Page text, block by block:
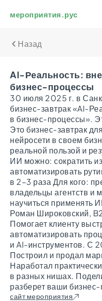
мероприятия.рус
Назад
AI-Реальность:
бизнес-процессы
30 июля 2025 г. в
бизнес-завтрак «AI-
в бизнес-процессы».
Это бизнес-завтрак
нейросети в своем
реальной пользой и
ИИ можно: сократить
автоматизировать
в 2–3 раза Для кого:
владельцы агентств и
научиться применять
Роман Широковский,
Помогает клиенту
автоматизировать
и AI-инструментов. С
Построил и продал
Наработал
в разных нишах.
разберет ваши
сайт мероприятия